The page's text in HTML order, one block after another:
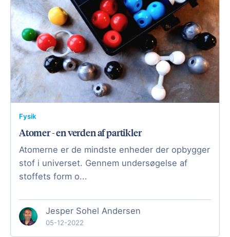
Fysik
Atomer - en verden af partikler
Atomerne er de mindste enheder der opbygger
stof i universet. Gennem undersøgelse af
stoffets form o...
Jesper Sohel Andersen
05-12-2022